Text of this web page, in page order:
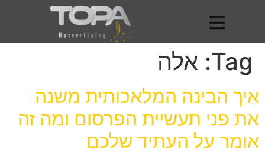
Tag: אלה
איך הבינה המלאכותית משנה
את פני תעשיית הפרסום ומה זה
אומר על העתיד שלכם